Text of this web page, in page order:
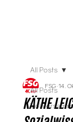
All Posts
All Posts
KÄTHE
FSG 14.